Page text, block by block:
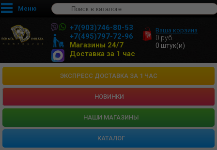
Меню
+7(903)746-80-53
+7(495)797-72-96
Магазины 24/7
Доставка за 1 час
Ваша корзина
0 руб.
0 штук(и)
ЭКСПРЕСС ДОСТАВКА ЗА 1 ЧАС
НОВИНКИ
HАШИ МАГАЗИНЫ
КАТАЛОГ